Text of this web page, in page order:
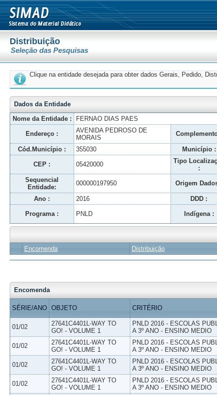
Distribuição
Seleção das Pesquisas
Clique na entidade desejada para obter dados Gerais, Pedido,
Dados da Entidade
Nome da Entidade :
FERNAO DIAS PAES
Endereço :
AVENIDA PEDROSO DE
MORAIS
Cód.Município : 355030 Município :
CEP : 05420000
Tipo
:
Sequencial
Entidade:
000000197950 Origem
Ano : 2016 DDD :
Programa : PNLD Indígena :
Encomenda Distribuição
Encomenda
SÉRIE/ANO OBJETO CRITÉRIO
01/02
27641C4401L-WAY TO
GO! - VOLUME 1
PNLD 2016 - ESCOLAS
A 3º ANO - ENSINO MEDIO
01/02
27641C4401L-WAY TO
GO! - VOLUME 1
PNLD 2016 - ESCOLAS
A 3º ANO - ENSINO MEDIO
01/02
27641C4401L-WAY TO
GO! - VOLUME 1
PNLD 2016 - ESCOLAS
A 3º ANO - ENSINO MEDIO
01/02
27641C4401L-WAY TO
GO! - VOLUME 1
PNLD 2016 - ESCOLAS
A 3º ANO - ENSINO MEDIO